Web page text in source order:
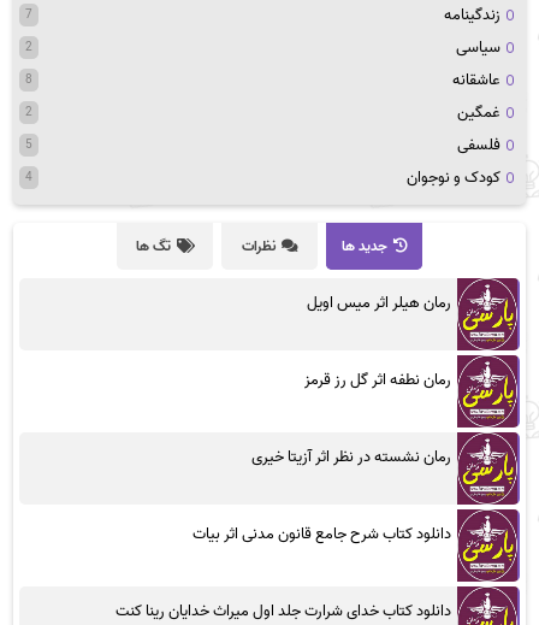
زندگینامه 7
سیاسی 2
عاشقانه 8
غمگین 2
فلسفی 5
کودک و نوجوان 4
جدید ها نظرات تگ ها
رمان هیلر اثر میس اویل
رمان نطفه اثر گل رز قرمز
رمان نشسته در نظر اثر آزیتا خیری
دانلود کتاب شرح جامع قانون مدنی اثر بیات
دانلود کتاب خدای شرارت جلد اول میراث خدایان رینا کنت